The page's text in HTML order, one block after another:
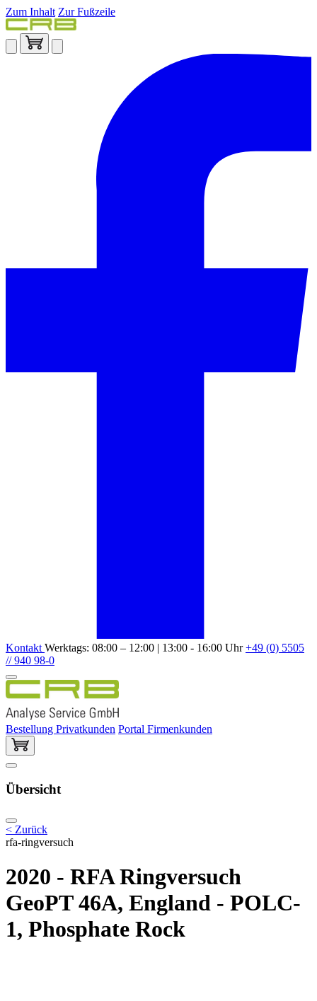
Zum Inhalt Zur Fußzeile
Kontakt Werktags: 08:00 – 12:00 | 13:00 - 16:00 Uhr+49 (0) 5505
// 940 98-0
Bestellung Privatkunden Portal Firmenkunden
Übersicht
< Zurück
rfa-ringversuch
2020 - RFA Ringversuch
GeoPT 46A, England - POLC-
1, Phosphate Rock